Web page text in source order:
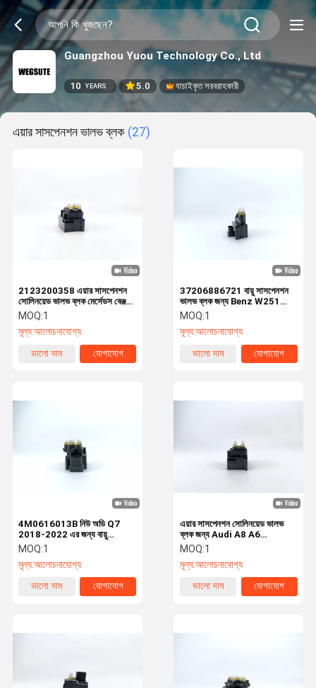
Guangzhou Yuou Technology Co., Ltd
10 YEARS 5.0 যাচাইকৃত সরবরাহকারী
এয়ার সাসপেনশন ভালভ ব্লক (27)
2123200358 এয়ার সাসপেনশন
সোলিনয়েড ভালভ ব্লক মের্সেডস বেঞ্জ
এস 63 এর জন্য
MOQ:1
মূল্য:আলোচনাযোগ্য
ভালো দাম
যোগাযোগ
37206886721 বায়ু সাসপেনশন
ভালভ ব্লক জন্য Benz W251
W213 BMW G21 G38
MOQ:1
মূল্য:আলোচনাযোগ্য
ভালো দাম
যোগাযোগ
4M0616013B নিউ অডি Q7
2018-2022 এর জন্য বায়ু
সাসপেনশন ভালভ ব্লক
MOQ:1
মূল্য:আলোচনাযোগ্য
ভালো দাম
যোগাযোগ
এয়ার সাসপেনশন সোলিনয়েড ভালভ
ব্লক জন্য Audi A8 A6
4E0616013
MOQ:1
মূল্য:আলোচনাযোগ্য
ভালো দাম
যোগাযোগ